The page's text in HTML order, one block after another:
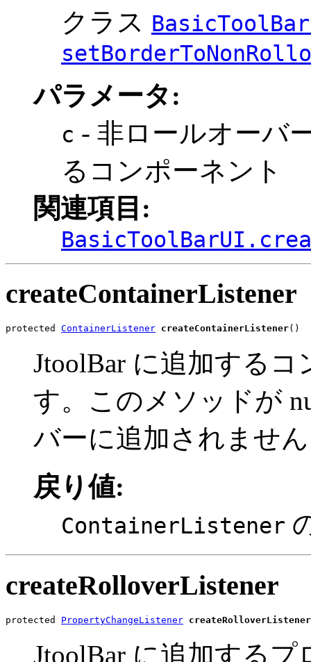
クラス
パラメータ:
c - 非ロールオーバ
るコンポーネント
関連項目:
createContainerListener
protected ContainerListener createContainerListener()
JtoolBar に追加する
す。このメソッドが
バーに追加されませ
戻り値:
ContainerListener
createRolloverListener
protected PropertyChangeListener createRolloverListener
JtoolBar に追加する